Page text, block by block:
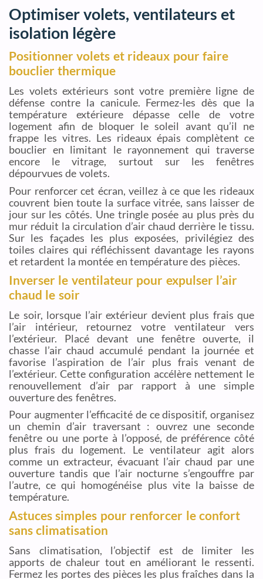
Optimiser volets, ventilateurs et
isolation légère
Positionner volets et rideaux pour faire
bouclier thermique
Les volets extérieurs sont votre première ligne de
défense contre la canicule. Fermez-les dès que la
température extérieure dépasse celle de votre
logement afin de bloquer le soleil avant qu’il ne
frappe les vitres. Les rideaux épais complètent ce
bouclier en limitant le rayonnement qui traverse
encore le vitrage, surtout sur les fenêtres
dépourvues de volets.
Pour renforcer cet écran, veillez à ce que les rideaux
couvrent bien toute la surface vitrée, sans laisser de
jour sur les côtés. Une tringle posée au plus près du
mur réduit la circulation d’air chaud derrière le tissu.
Sur les façades les plus exposées, privilégiez des
toiles claires qui réfléchissent davantage les rayons
et retardent la montée en température des pièces.
Inverser le ventilateur pour expulser l’air
chaud le soir
Le soir, lorsque l’air extérieur devient plus frais que
l’air intérieur, retournez votre ventilateur vers
l’extérieur. Placé devant une fenêtre ouverte, il
chasse l’air chaud accumulé pendant la journée et
favorise l’aspiration de l’air plus frais venant de
l’extérieur. Cette configuration accélère nettement le
renouvellement d’air par rapport à une simple
ouverture des fenêtres.
Pour augmenter l’efficacité de ce dispositif, organisez
un chemin d’air traversant : ouvrez une seconde
fenêtre ou une porte à l’opposé, de préférence côté
plus frais du logement. Le ventilateur agit alors
comme un extracteur, évacuant l’air chaud par une
ouverture tandis que l’air nocturne s’engouffre par
l’autre, ce qui homogénéise plus vite la baisse de
température.
Astuces simples pour renforcer le confort
sans climatisation
Sans climatisation, l’objectif est de limiter les
apports de chaleur tout en améliorant le ressenti.
Fermez les portes des pièces les plus fraîches dans la